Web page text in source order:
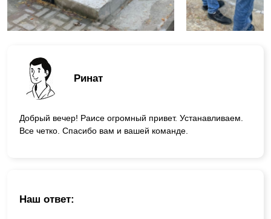
Ринат
Добрый вечер! Раисе огромный привет. Устанавливаем.
Все четко. Спасибо вам и вашей команде.
Наш ответ: